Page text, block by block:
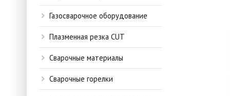
Газосварочное оборудование
Плазменная резка CUT
Сварочные материалы
Сварочные горелки